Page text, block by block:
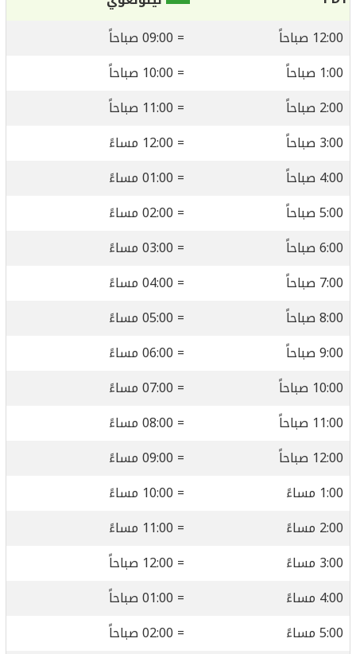
12:00 صباحاً
= 09:00 صباحاً
1:00 صباحاً
= 10:00 صباحاً
2:00 صباحاً
= 11:00 صباحاً
3:00 صباحاً
= 12:00 مساءً
4:00 صباحاً
= 01:00 مساءً
5:00 صباحاً
= 02:00 مساءً
6:00 صباحاً
= 03:00 مساءً
7:00 صباحاً
= 04:00 مساءً
8:00 صباحاً
= 05:00 مساءً
9:00 صباحاً
= 06:00 مساءً
10:00 صباحاً
= 07:00 مساءً
11:00 صباحاً
= 08:00 مساءً
12:00 صباحاً
= 09:00 مساءً
1:00 مساءً
= 10:00 مساءً
2:00 مساءً
= 11:00 مساءً
3:00 مساءً
= 12:00 صباحاً
4:00 مساءً
= 01:00 صباحاً
5:00 مساءً
= 02:00 صباحاً